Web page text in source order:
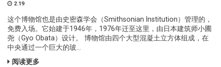
2.19
这个博物馆也是由史密森学会（Smithsonian Institution）管理的，
免费入场。它始建于1946年，1976年迁至这里，由日本建筑师小圃
尧（Gyo Obata）设计。 博物馆由四个大型混凝土立方体组成，在
中央通过一个巨大的玻...
阅读更多